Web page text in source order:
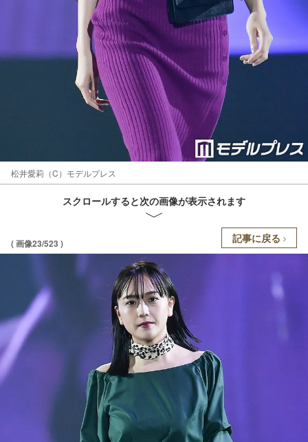
松井愛莉（C）モデルプレス
スクロールすると次の画像が表示されます
( 画像23/523 ) 記事に戻る